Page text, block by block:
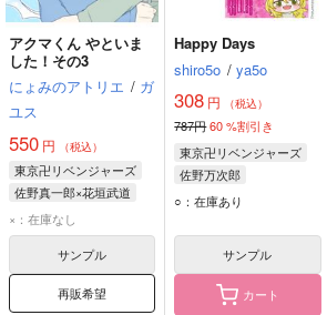
アクマくん やといま
した！その3
にょみのアトリエ / ガ
ユス
550 円 （税込）
東京卍リベンジャーズ
佐野真一郎×花垣武道
佐野真一郎
×：在庫なし
サンプル
再販希望
Happy Days
shiro5o / ya5o
308 円 （税込）
787円60 %割引き
東京卍リベンジャーズ
佐野万次郎
佐野真一郎
○：在庫あり
サンプル
カート